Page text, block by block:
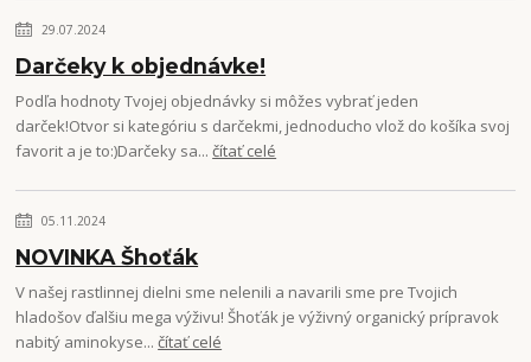
29.07.2024
Darčeky k objednávke!
Podľa hodnoty Tvojej objednávky si môžes vybrať jeden
darček!Otvor si kategóriu s darčekmi, jednoducho vlož do košíka svoj
favorit a je to:)Darčeky sa...čítať celé
05.11.2024
NOVINKA Šhoťák
V našej rastlinnej dielni sme nelenili a navarili sme pre Tvojich
hladošov ďalšiu mega výživu! Šhoťák je výživný organický prípravok
nabitý aminokyse...čítať celé